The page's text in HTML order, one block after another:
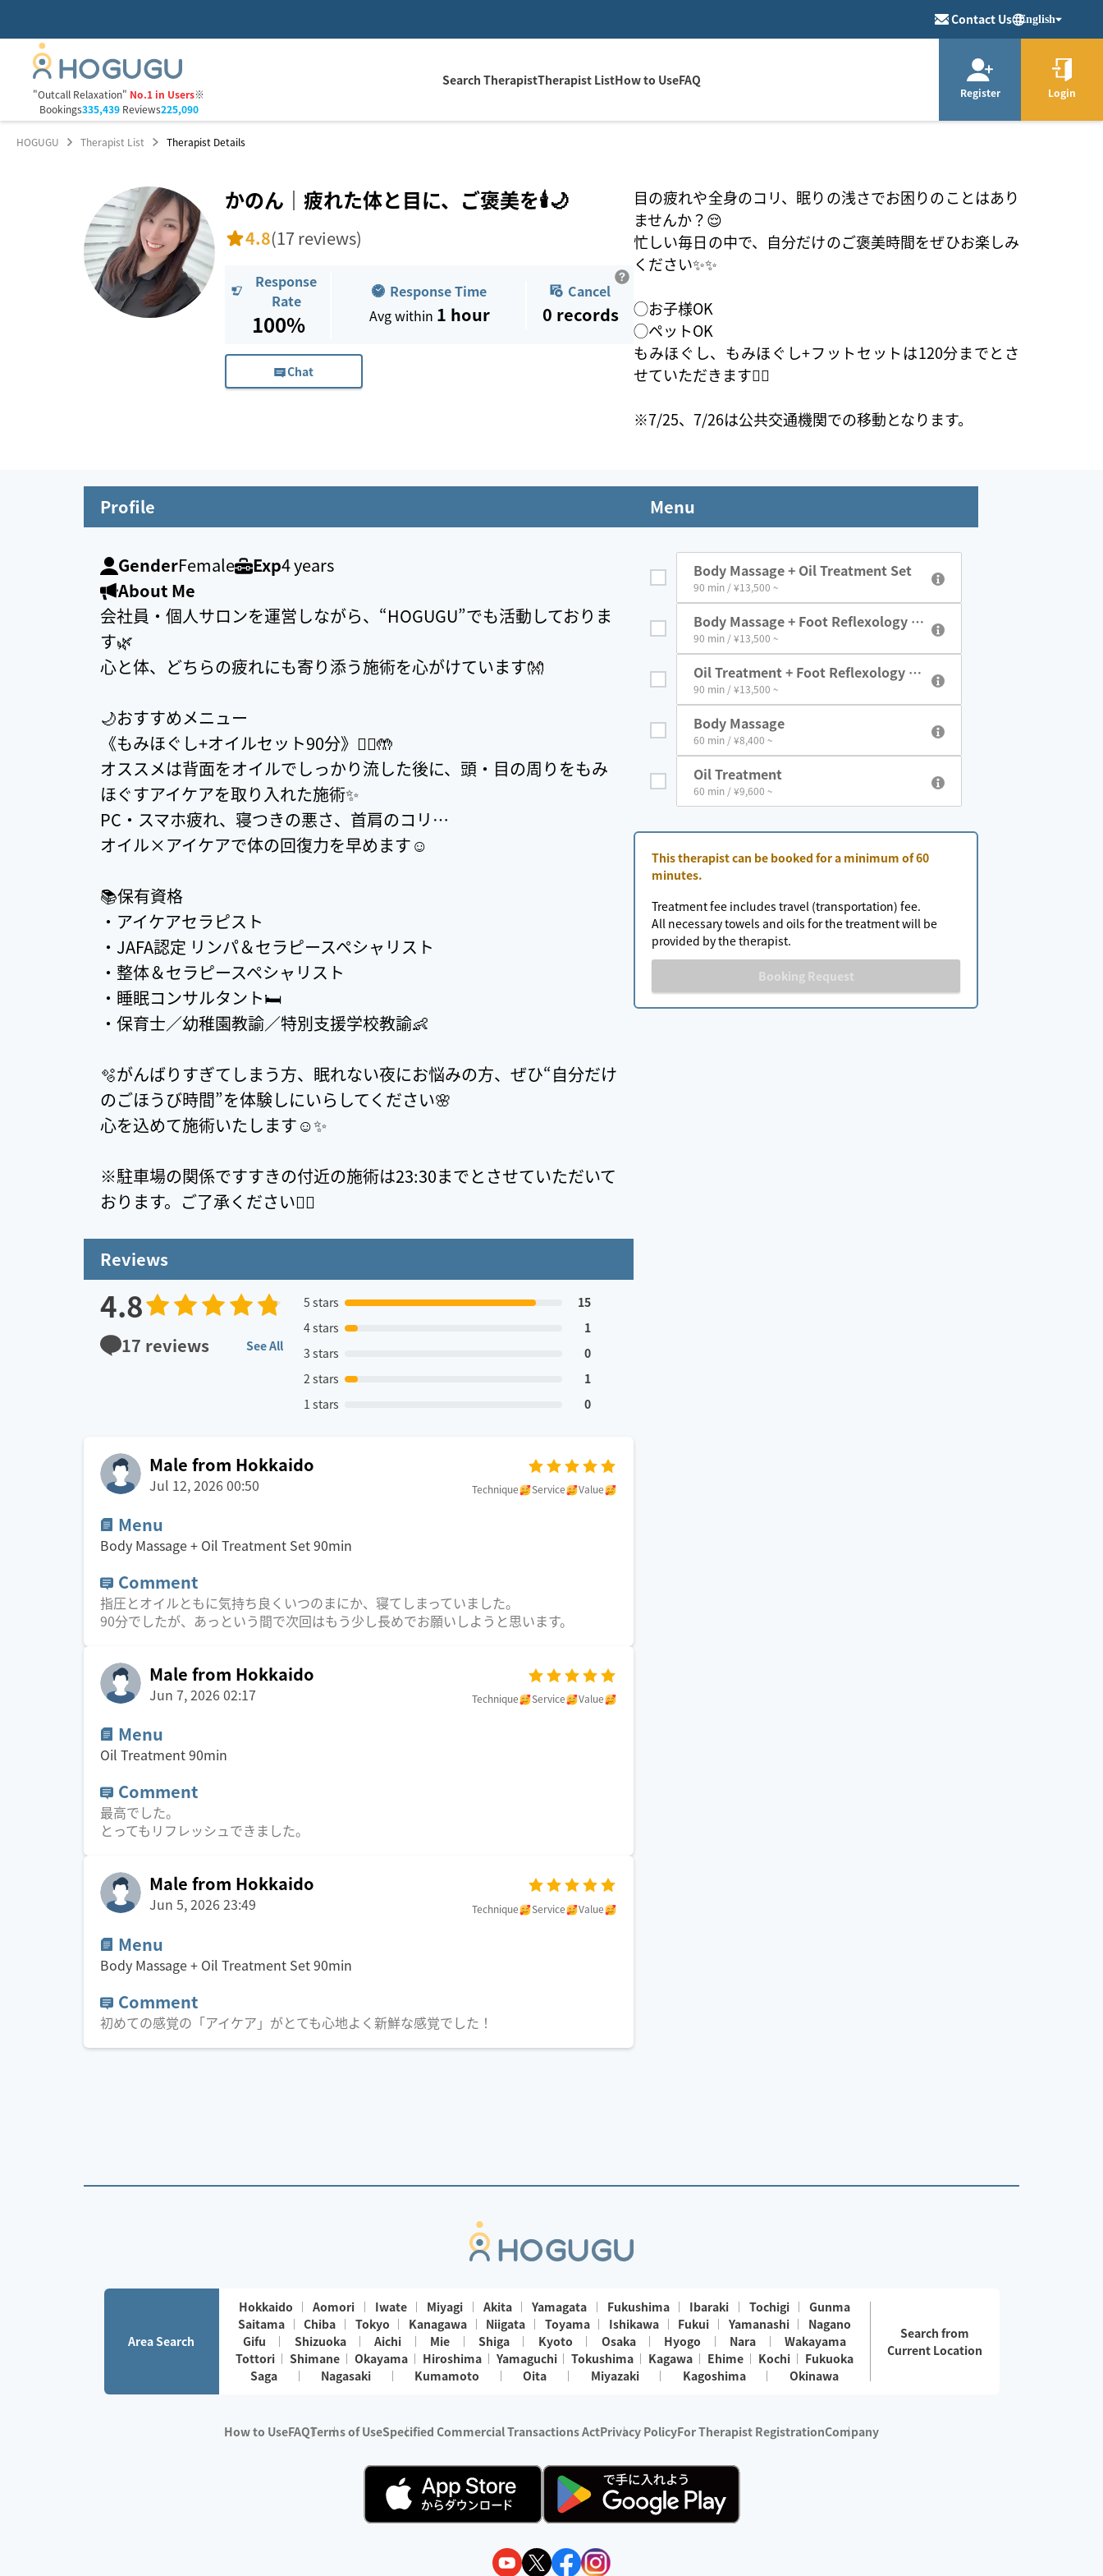
Contact Us English
"Outcall Relaxation" No.1 in Users※
Bookings335,439Reviews225,090
Search TherapistTherapist ListHow to UseFAQ
Register Login
HOGUGU Therapist List Therapist Details
かのん｜疲れた体と目に、ご褒美を🕯️🌙
4.8(17 reviews)
Response
Rate
100%
Response Time
Avg within 1 hour
Cancel
0 records
Chat
目の疲れや全身のコリ、眠りの浅さでお困りのことはあり
ませんか？😌
忙しい毎日の中で、自分だけのご褒美時間をぜひお楽しみ
ください✨✨
◯お子様OK
◯ペットOK
もみほぐし、もみほぐし+フットセットは120分までとさ
せていただきます🙇‍♀️
※7/25、7/26は公共交通機関での移動となります。
Profile
GenderFemale Exp4 years
About Me
会社員・個人サロンを運営しながら、“HOGUGU”でも活動しておりま
す🌿
心と体、どちらの疲れにも寄り添う施術を心がけています👐
🌙おすすめメニュー
《もみほぐし+オイルセット90分》💆‍♀️🤲
オススメは背面をオイルでしっかり流した後に、頭・目の周りをもみ
ほぐすアイケアを取り入れた施術✨
PC・スマホ疲れ、寝つきの悪さ、首肩のコリ…
オイル×アイケアで体の回復力を早めます☺️
📚保有資格
・アイケアセラピスト
・JAFA認定 リンパ＆セラピースペシャリスト
・整体＆セラピースペシャリスト
・睡眠コンサルタント🛏️
・保育士／幼稚園教諭／特別支援学校教諭👶
🫧がんばりすぎてしまう方、眠れない夜にお悩みの方、ぜひ“自分だけ
のごほうび時間”を体験しにいらしてください🌸
心を込めて施術いたします☺️✨
※駐車場の関係ですすきの付近の施術は23:30までとさせていただいて
おります。ご了承ください🙇‍♀️
Menu
Body Massage + Oil Treatment Set
90 min / ¥13,500 ~
Body Massage + Foot Reflexology S
et
90 min / ¥13,500 ~
Oil Treatment + Foot Reflexology Se
t
90 min / ¥13,500 ~
Body Massage
60 min / ¥8,400 ~
Oil Treatment
60 min / ¥9,600 ~
This therapist can be booked for a minimum of 60
minutes.
Treatment fee includes travel (transportation) fee.
All necessary towels and oils for the treatment will be
provided by the therapist.
Booking Request
Reviews
4.8
17 reviews See All
5 stars
15
4 stars
1
3 stars
0
2 stars
1
1 stars
0
Male from Hokkaido
Jul 12, 2026 00:50 Technique Service Value
Menu
Body Massage + Oil Treatment Set90min
Comment
指圧とオイルともに気持ち良くいつのまにか、寝てしまっていました。
90分でしたが、あっという間で次回はもう少し長めでお願いしようと思います。
Male from Hokkaido
Jun 7, 2026 02:17 Technique Service Value
Menu
Oil Treatment90min
Comment
最高でした。
とってもリフレッシュできました。
Male from Hokkaido
Jun 5, 2026 23:49 Technique Service Value
Menu
Body Massage + Oil Treatment Set90min
Comment
初めての感覚の「アイケア」がとても心地よく新鮮な感覚でした！
Area Search
Hokkaido Aomori Iwate Miyagi Akita Yamagata Fukushima Ibaraki Tochigi
Gunma
Saitama
Chiba Tokyo Kanagawa Niigata Toyama Ishikawa Fukui Yamanashi
Nagano
Gifu
Shizuoka Aichi Mie Shiga Kyoto Osaka Hyogo Nara
Wakayama
Tottori
Shimane Okayama Hiroshima Yamaguchi Tokushima Kagawa Ehime Kochi
Fukuoka
Saga
Nagasaki Kumamoto Oita Miyazaki Kagoshima Okinawa
Search from
Current Location
How to UseFAQTerms of UseSpecified Commercial Transactions ActPrivacy PolicyFor Therapist RegistrationCompany